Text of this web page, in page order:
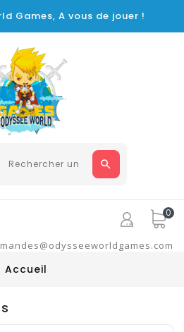
Games, A vous de jouer !
0
Accueil